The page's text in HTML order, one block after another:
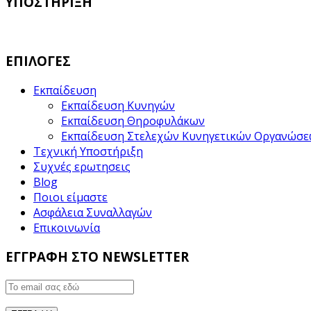
ΕΠΙΛΟΓΕΣ
Εκπαίδευση
Εκπαίδευση Κυνηγών
Εκπαίδευση Θηροφυλάκων
Εκπαίδευση Στελεχών Κυνηγετικών
Τεχνική Υποστήριξη
Συχνές ερωτησεις
Blog
Ποιοι είμαστε
Ασφάλεια Συναλλαγών
Επικοινωνία
ΕΓΓΡΑΦΗ ΣΤΟ NEWSLETTER